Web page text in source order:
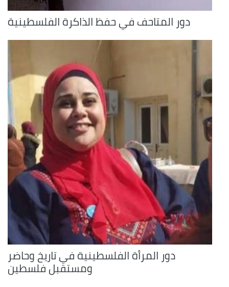
دور المتاحف في حفظ الذاكرة الفلسطينية
دور المرأة الفلسطينية في تاريخ وحاضر
ومستقبل فلسطين